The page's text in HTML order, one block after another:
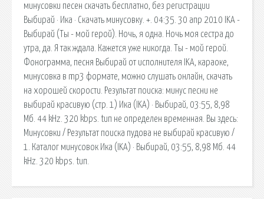
минусовки песен скачать бесплатно, без регистрации
Выбирай · Ика · Скачать минусовку. +. 04:35. 30 апр 2010 IKA -
Выбирай (Ты - мой герой). Ночь, я одна. Ночь моя сестра до
утра, да. Я так ждала. Кажется уже никогда. Ты - мой герой.
Фонограмма, песня Выбирай от исполнителя IKA, караоке,
минусовка в mp3 формате, можно слушать онлайн, скачать
на хорошей скорости. Результат поиска: минус песни не
выбирай красивую (стр. 1) Ика (IKA) · Выбирай, 03:55, 8,98
Мб. 44 kHz. 320 kbps. tип не определен временная. Вы здесь:
Минусовки / Результат поиска пудова не выбирай красивую /
1. Каталог минусовок Ика (IKA) · Выбирай, 03:55, 8,98 Мб. 44
kHz. 320 kbps. tип.